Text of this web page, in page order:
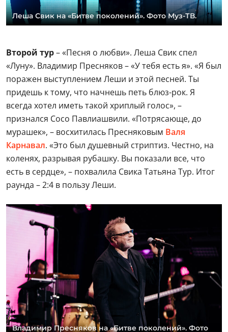
Леша Свик на «Битве поколений». Фото Муз-ТВ.
Второй тур– «Песня о любви». Леша Свик спел
«Луну». Владимир Пресняков – «У тебя есть я». «Я был
поражен выступлением Леши и этой песней. Ты
придешь к тому, что начнешь петь блюз-рок. Я
всегда хотел иметь такой хриплый голос», –
признался Сосо Павлиашвили. «Потрясающе, до
мурашек», – восхитилась Пресняковым Валя
Карнавал. «Это был душевный стриптиз. Честно, на
коленях, разрывая рубашку. Вы показали все, что
есть в сердце», – похвалила Свика Татьяна Тур. Итог
раунда – 2:4 в пользу Леши.
Владимир Пресняков на «Битве поколений». Фото